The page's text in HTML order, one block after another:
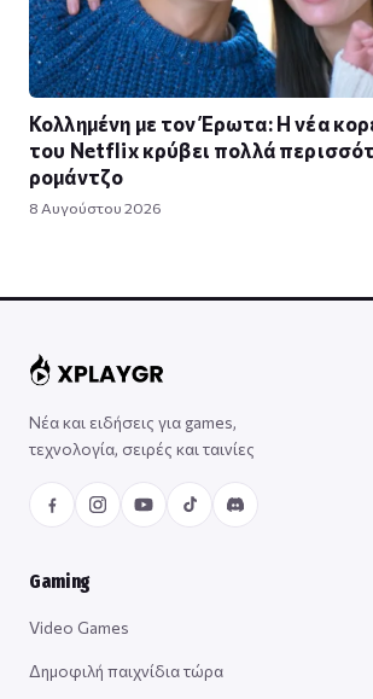
Κολλημένη με τον Έρωτα: Η νέα
του Netflix κρύβει πολλά
ρομάντζο
8 Αυγούστου 2026
Νέα και ειδήσεις για games,
τεχνολογία, σειρές και ταινίες
Gaming
Video Games
Δημοφιλή παιχνίδια τώρα